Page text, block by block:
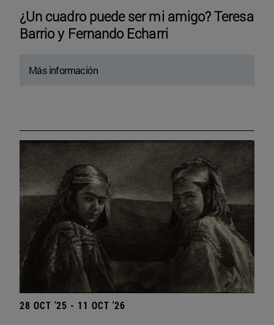
¿Un cuadro puede ser mi amigo? Teresa
Barrio y Fernando Echarri
Más información
28 OCT '25 - 11 OCT '26